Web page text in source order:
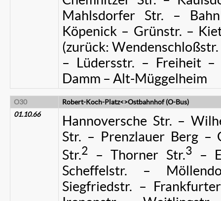
Mahlsdorfer Str. –
Köpenick – Grünstr. –
(zurück:
– Lüdersstr. – Freiheit –
Damm – Alt-Müggelheim
O30
Robert-Koch-Platz<>Ostbahnhof (O-Bus)
01.10.66
Hannoversche Str. –
Str. – Prenzlauer Berg –
Str.2 – Thorner Str.3 –
Scheffelstr. –
Siegfriedstr. –